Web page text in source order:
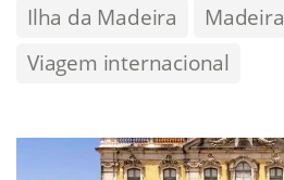
Ilha da Madeira
Madeira
Viagem internacional